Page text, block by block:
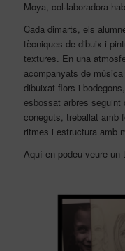
Moya, col·laboradora
Cada dimarts, els
tècniques de dibuix i
textures. En una
acompanyats de
dibuixat flors i
esbossat arbres seguint
coneguts, treballat amb
ritmes i estructura amb
Aquí en podeu veure un